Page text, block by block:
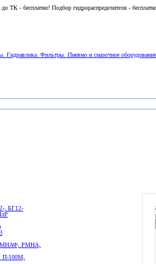
- бесплатно! Подбор гидрораспределителя -
Гидравлика. Фильтры. Пневмо и смазочное оборудование
, БГ12-
МНАФ, РМНА,
П-100М,